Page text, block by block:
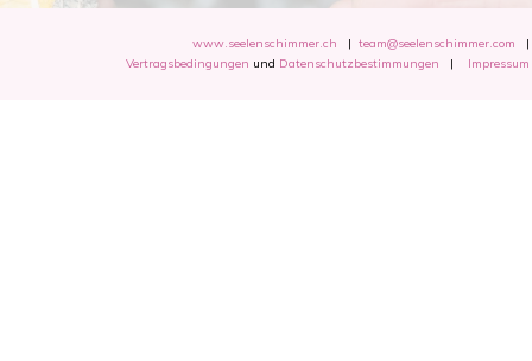
www.seelenschimmer.ch | team@seelenschimmer.com |
Vertragsbedingungen und Datenschutzbestimmungen | Impressum